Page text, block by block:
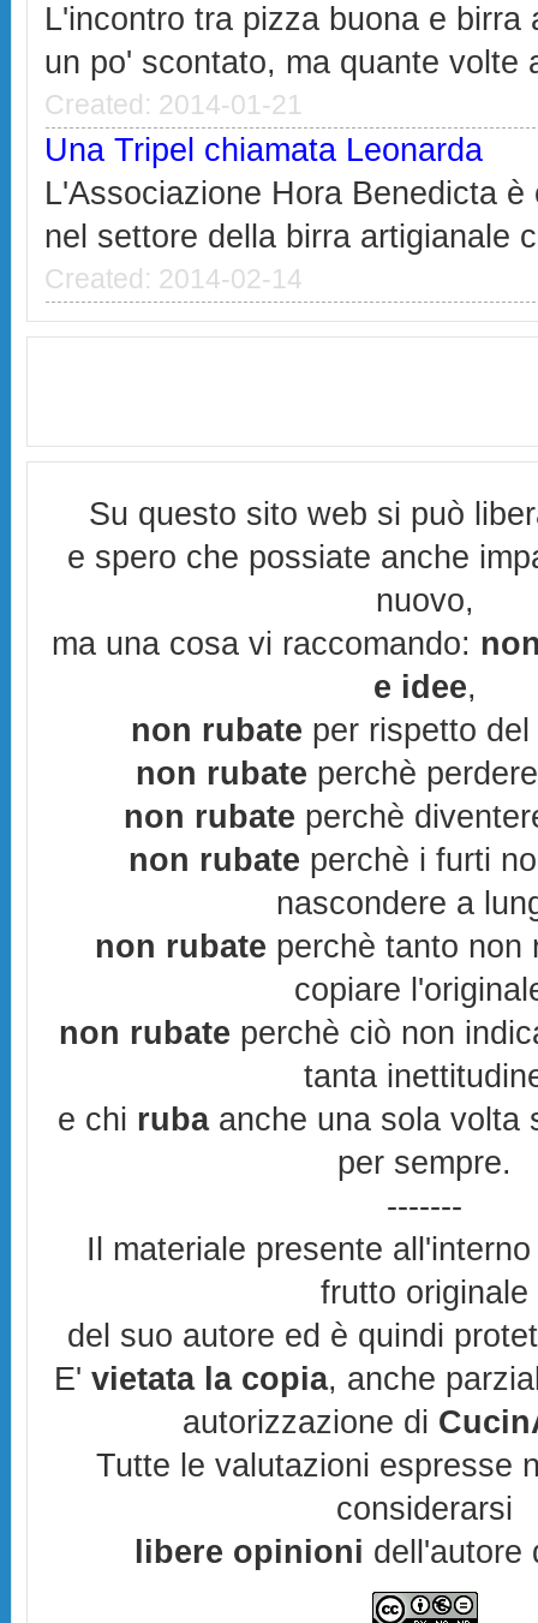
L'incontro tra pizza buona e birra
un po' scontato, ma quante volte
Created: 2014-01-21
Una Tripel chiamata Leonarda
L'Associazione Hora Benedicta
nel settore della birra artigianale
Created: 2014-02-14
Su questo sito web si può
e spero che possiate anche
nuovo,
ma una cosa vi raccomando:
e idee,
non rubate per rispetto
non rubate perchè
non rubate perchè
non rubate perchè i furti
nascondere a
non rubate perchè tanto non
copiare
non rubate perchè ciò non
tanta
e chi rubaanche una sola volta
per sempre.
-------
Il materiale presente
frutto originale
del suo autore ed è quindi
E'vietata la copia, anche
autorizzazione di
Tutte le valutazioni espresse
considerarsi
libere opinioni dell'autore